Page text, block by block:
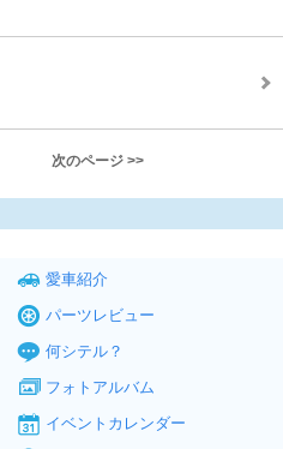
次のページ >>
愛車紹介
パーツレビュー
何シテル？
フォトアルバム
イベントカレンダー